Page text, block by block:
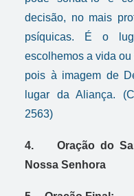
decisão, no mais
psíquicas. É o
escolhemos a vida
pois à imagem de
lugar da Aliança.
2563)
4. Oração do
Nossa Senhora